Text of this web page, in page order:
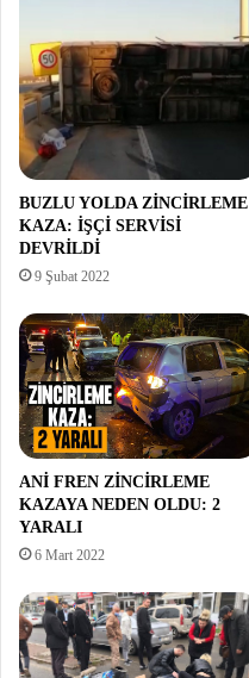
BUZLU YOLDA ZİNCİRLEME
KAZA: İŞÇİ SERVİSİ
DEVRİLDİ
9 Şubat 2022
ANİ FREN ZİNCİRLEME
KAZAYA NEDEN OLDU: 2
YARALI
6 Mart 2022